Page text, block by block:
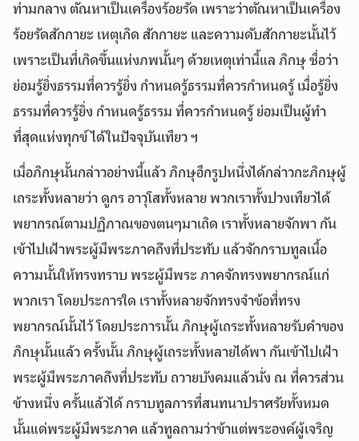
ท่ามกลาง ตัณหาเป็นเครื่องร้อยรัด เพราะว่าตัณหาเป็นเครื่อง
ร้อยรัดสักกายะ เหตุเกิด สักกายะ และความดับสักกายะนั้นไว้
เพราะเป็นที่เกิดขึ้นแห่งภพนั้นๆ ด้วยเหตุเท่านี้แล ภิกษุ ชื่อว่า
ย่อมรู้ยิ่งธรรมที่ควรรู้ยิ่ง กำหนดรู้ธรรมที่ควรกำหนดรู้ เมื่อรู้ยิ่ง
ธรรมที่ควรรู้ยิ่ง กำหนดรู้ธรรม ที่ควรกำหนดรู้ ย่อมเป็นผู้ทำ
ที่สุดแห่งทุกข์ได้ในปัจจุบันเทียว ฯ
เมื่อภิกษุนั้นกล่าวอย่างนี้แล้ว ภิกษุอีกรูปหนึ่งได้กล่าวกะภิกษุผู้
เถระทั้งหลายว่า ดูกร อาวุโสทั้งหลาย พวกเราทั้งปวงเทียวได้
พยากรณ์ตามปฏิภาณของตนๆมาเถิด เราทั้งหลายจักพา กัน
เข้าไปเฝ้าพระผู้มีพระภาคถึงที่ประทับ แล้วจักกราบทูลเนื้อ
ความนั้นให้ทรงทราบ พระผู้มีพระ ภาคจักทรงพยากรณ์แก่
พวกเรา โดยประการใด เราทั้งหลายจักทรงจำข้อที่ทรง
พยากรณ์นั้นไว้ โดยประการนั้น ภิกษุผู้เถระทั้งหลายรับคำของ
ภิกษุนั้นแล้ว ครั้งนั้น ภิกษุผู้เถระทั้งหลายได้พา กันเข้าไปเฝ้า
พระผู้มีพระภาคถึงที่ประทับ ถวายบังคมแล้วนั่ง ณ ที่ควรส่วน
ข้างหนึ่ง ครั้นแล้วได้ กราบทูลการที่สนทนาปราศรัยทั้งหมด
นั้นแด่พระผู้มีพระภาค แล้วทูลถามว่าข้าแต่พระองค์ผู้เจริญ